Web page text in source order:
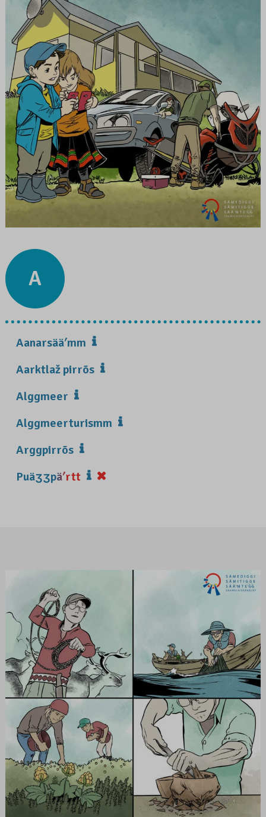
A
Aanarsääʹmm
Aarktlaž pirrõs
Alggmeer
Alggmeerturismm
Arggpirrõs
Puäʒʒpäʹrtt